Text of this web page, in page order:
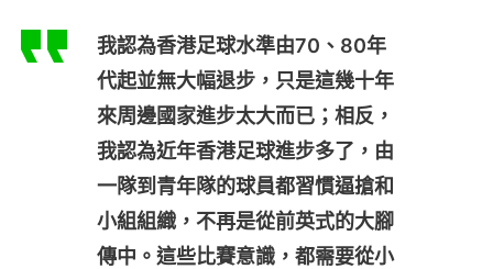
我認為香港足球水準由70、80年
代起並無大幅退步，只是這幾十年
來周邊國家進步太大而已；相反，
我認為近年香港足球進步多了，由
一隊到青年隊的球員都習慣逼搶和
小組組織，不再是從前英式的大腳
傳中。這些比賽意識，都需要從小